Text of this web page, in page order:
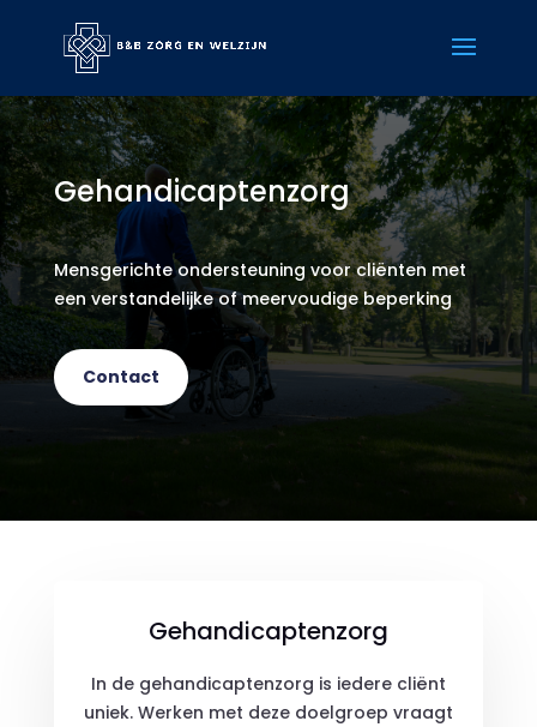
Gehandicaptenzorg
Mensgerichte ondersteuning voor cliënten met
een verstandelijke of meervoudige beperking
Contact
Gehandicaptenzorg
In de gehandicaptenzorg is iedere cliënt
uniek. Werken met deze doelgroep vraagt